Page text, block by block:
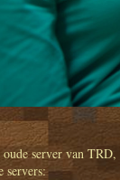
server van
servers: